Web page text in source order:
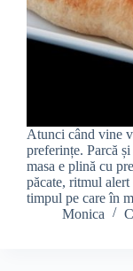
Atunci când vine
preferințe. Parcă
masa e plină cu
păcate, ritmul
timpul pe care în
Monica